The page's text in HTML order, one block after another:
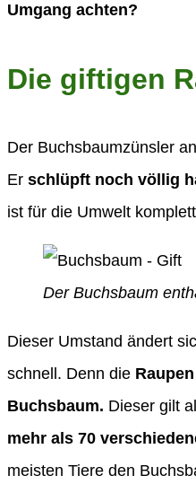
Umgang achten?
Die giftigen
Der Buchsbaumzünsler
Er schlüpft noch völlig
ist für die Umwelt
Der Buchsbaum
Dieser Umstand ändert
schnell. Denn die
Buchsbaum. Dieser gilt
mehr als 70
meisten Tiere den